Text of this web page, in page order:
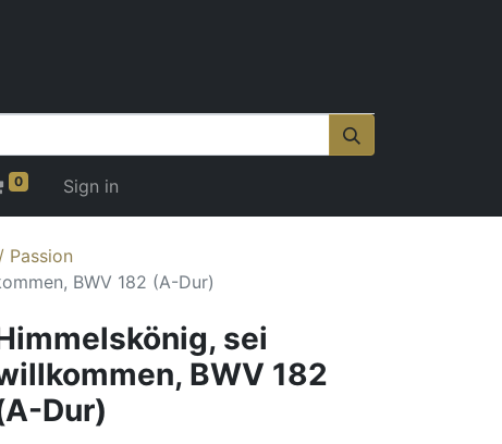
0 Sign in
Passion
BWV 182 (A-Dur)
sei
BWV 182
Dur)